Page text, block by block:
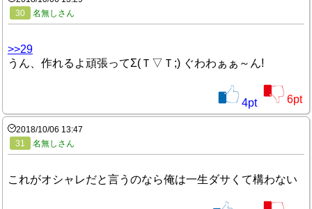
30
名無しさん
>>29
うん、作れるよ頑張ってΣ(Ｔ▽Ｔ;) ぐわわぁぁ～ん!
4pt 6pt
2018/10/06 13:47
31
名無しさん
これがオシャレだと言うのなら俺は一生ダサくて構わない